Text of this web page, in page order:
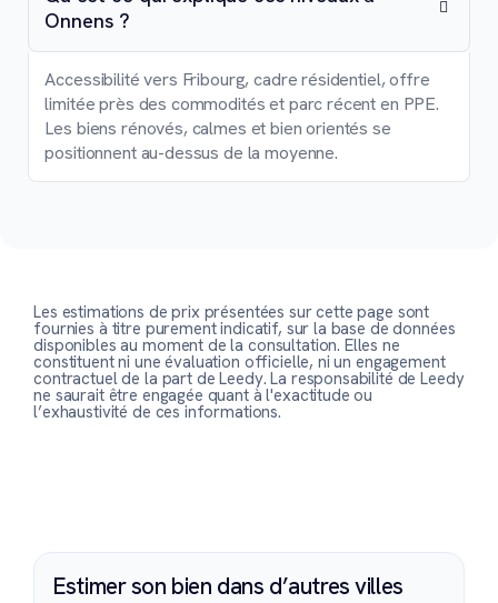
Onnens ?
Accessibilité vers Fribourg, cadre résidentiel, offre
limitée près des commodités et parc récent en PPE.
Les biens rénovés, calmes et bien orientés se
positionnent au-dessus de la moyenne.
Les estimations de prix présentées sur cette page sont
fournies à titre purement indicatif, sur la base de données
disponibles au moment de la consultation. Elles ne
constituent ni une évaluation officielle, ni un engagement
contractuel de la part de Leedy. La responsabilité de Leedy
ne saurait être engagée quant à l'exactitude ou
l’exhaustivité de ces informations.
Estimer son bien dans d’autres villes